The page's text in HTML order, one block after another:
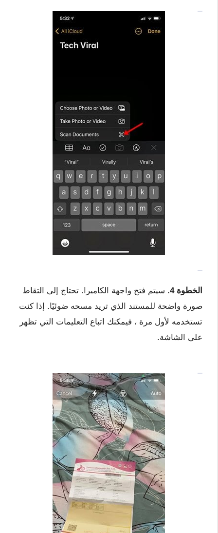
الخطوة 4.
سيتم فتح واجهة الكاميرا. تحتاج إلى التقاط
صورة واضحة للمستند الذي تريد مسحه ضوئيًا. إذا كنت
تستخدمه لأول مرة ، فيمكنك اتباع التعليمات التي تظهر
على الشاشة.